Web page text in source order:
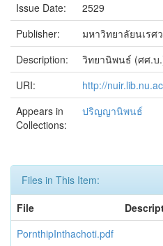
Issue Date:
2529
Publisher:
มหาวิทยาลัยนเรศ
Description:
วิทยานิพนธ์ (ศศ.บ
URI:
http://
Appears in
Collections:
ปริญญานิพนธ์
Files in This Item:
File
PornthipInthachoti.pdf